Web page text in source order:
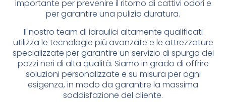
importante per prevenire il ritorno di cattivi odori e
per garantire una pulizia duratura.
Il nostro team di idraulici altamente qualificati
utilizza le tecnologie più avanzate e le attrezzature
specializzate per garantire un servizio di spurgo dei
pozzi neri di alta qualità. Siamo in grado di offrire
soluzioni personalizzate e su misura per ogni
esigenza, in modo da garantire la massima
soddisfazione del cliente.